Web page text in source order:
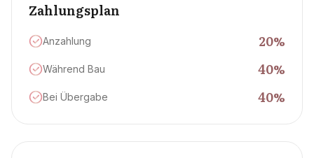
Zahlungsplan
Anzahlung 20%
Während Bau 40%
Bei Übergabe 40%